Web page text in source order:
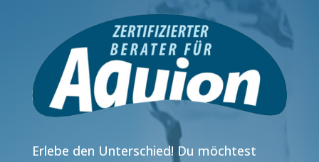
Erlebe den Unterschied! Du möchtest